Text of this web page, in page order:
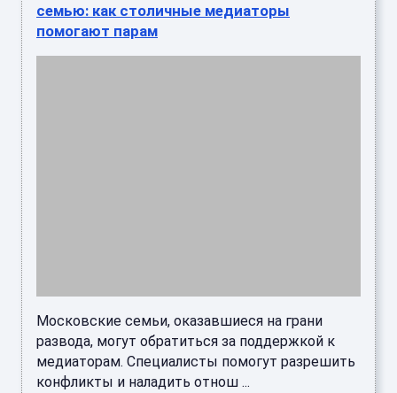
семью: как столичные медиаторы
помогают парам
Московские семьи, оказавшиеся на грани
развода, могут обратиться за поддержкой к
медиаторам. Специалисты помогут разрешить
конфликты и наладить отнош ...